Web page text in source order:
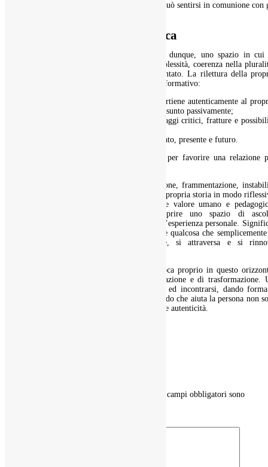
poiché scopre a quale livello di profondità può sentirsi in comunione con
La narrazione autobiografica
Il Metodo Autobiografico Creativo offre, dunque, uno spazio in cui
persona può ritrovare continuità nella complessità, coerenza nella
perfino senso in ciò che appariva frammentato. La rilettura della
storia diventa, così, un atto formativo e trasformativo:
permette di distinguere ciò che appartiene autenticamente al
nucleo personale da ciò che è stato assunto passivamente;
consente di riconoscere risorse, passaggi critici, fratture e
aiuta a ricomporre il legame tra passato, presente e futuro.
Non per fissare un’identità definitiva ma per favorire una relazione
In un tempo storico segnato da accelerazione, frammentazione,
dei ruoli e crisi dei riferimenti, tornare alla propria storia in modo
e creativo rappresenta un gesto di grande valore umano e
Significa sottrarsi all’omologazione, riaprire uno spazio di
autentico, dare dignità alla complessità dell’esperienza personale.
soprattutto, riconoscere che l’identità non è qualcosa che
possiede ma qualcosa che si costruisce, si attraversa e si
Il Metodo Autobiografico Creativo si colloca proprio in questo
come pratica di consapevolezza, di integrazione e di trasformazione.
metodo che aiuta la persona a raccontarsi ed incontrarsi, dando
significato alla propria esperienza. Un metodo che aiuta la persona non
a cercare chi è ma a diventarlo con maggiore autenticità.
I campi obbligatori sono